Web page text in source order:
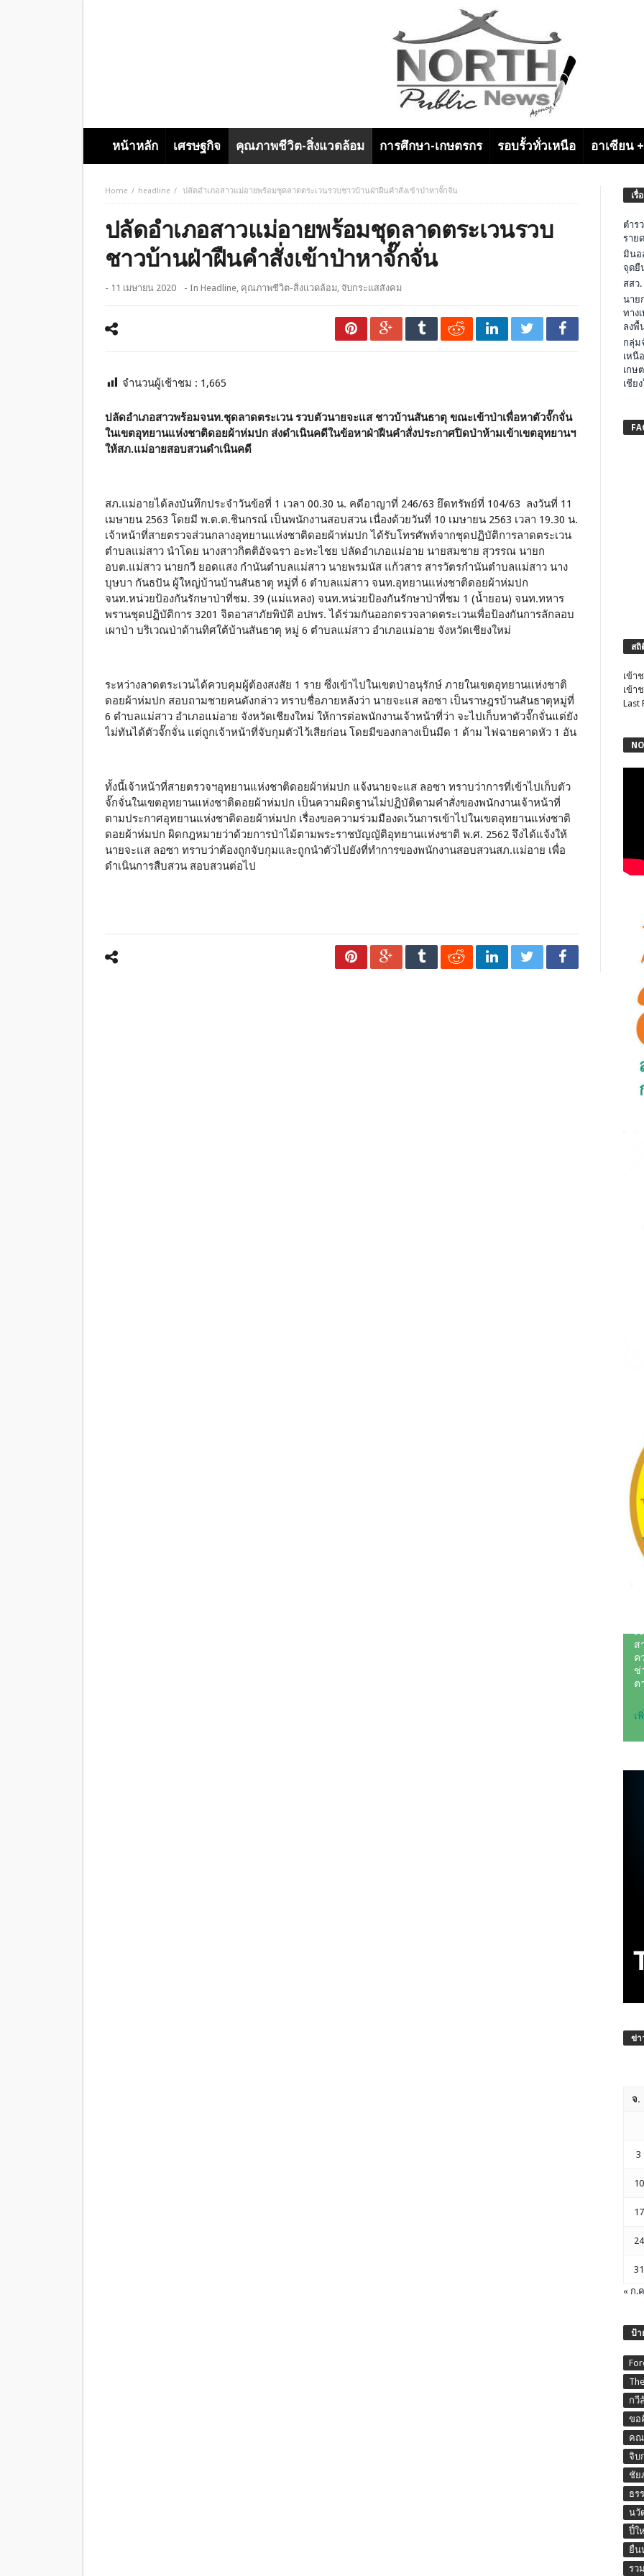
หน้าหลัก เศรษฐกิจ คุณภาพชีวิต-สิ่งแวดล้อม การศึกษา-เกษตรกร รอบรั้วทั่วเหนือ อาเซียน
Home headline ปลัดอำเภอสาวแม่อายพร้อมชุดลาดตระเวนรวบชาวบ้านฝ่าฝืนคำสั่งเข้าป่าหาจั๊กจั่น
ปลัดอำเภอสาวแม่อายพร้อมชุดลาดตระเวนรวบ
ชาวบ้านฝ่าฝืนคำสั่งเข้าป่าหาจั๊กจั่น
- 11 เมษายน 2020 - In Headline, คุณภาพชีวิต-สิ่งแวดล้อม, จับกระแสสังคม
จำนวนผู้เช้าชม : 1,665
ปลัดอำเภอสาวพร้อมจนท.ชุดลาดตระเวน รวบตัวนายจะแส ชาวบ้านสันธาตุ ขณะเข้าป่าเพื่อหาตัวจั๊กจั่น
ในเขตอุทยานแห่งชาติดอยผ้าห่มปก ส่งดำเนินคดีในข้อหาฝ่าฝืนคำสั่งประกาศปิดป่าห้ามเข้าเขตอุทยานฯ
ให้สภ.แม่อายสอบสวนดำเนินคดี
สภ.แม่อายได้ลงบันทึกประจำวันข้อที่ 1 เวลา 00.30 น. คดีอาญาที่ 246/63 ยึดทรัพย์ที่ 104/63 ลงวันที่ 11
เมษายน 2563 โดยมี พ.ต.ต.ชินกรณ์ เป็นพนักงานสอบสวน เนื่องด้วยวันที่ 10 เมษายน 2563 เวลา 19.30 น.
เจ้าหน้าที่สายตรวจส่วนกลางอุทยานแห่งชาติดอยผ้าห่มปก ได้รับโทรศัพท์จากชุดปฏิบัติการลาดตระเวน
ตำบลแม่สาว นำโดย นางสาวกิตติอัจฉรา อะทะไชย ปลัดอำเภอแม่อาย นายสมชาย สุวรรณ นายก
อบต.แม่สาว นายกวี ยอดแสง กำนันตำบลแม่สาว นายพรมนัส แก้วสาร สารวัตรกำนันตำบลแม่สาว นาง
บุษบา กันธปัน ผู้ใหญ่บ้านบ้านสันธาตุ หมู่ที่ 6 ตำบลแม่สาว จนท.อุทยานแห่งชาติดอยผ้าห่มปก
จนท.หน่วยป้องกันรักษาป่าที่ชม. 39 (แม่แหลง) จนท.หน่วยป้องกันรักษาป่าที่ชม 1 (น้ำยอน) จนท.ทหาร
พรานชุดปฏิบัติการ 3201 จิตอาสาภัยพิบัติ อปพร. ได้ร่วมกันออกตรวจลาดตระเวนเพื่อป้องกันการลักลอบ
เผาป่า บริเวณป่าด้านทิศใต้บ้านสันธาตุ หมู่ 6 ตำบลแม่สาว อำเภอแม่อาย จังหวัดเชียงใหม่
ระหว่างลาดตระเวนได้ควบคุมผู้ต้องสงสัย 1 ราย ซึ่งเข้าไปในเขตป่าอนุรักษ์ ภายในเขตอุทยานแห่งชาติ
ดอยผ้าห่มปก สอบถามชายคนดังกล่าว ทราบชื่อภายหลังว่า นายจะแส ลอซา เป็นราษฎรบ้านสันธาตุหมู่ที่
6 ตำบลแม่สาว อำเภอแม่อาย จังหวัดเชียงใหม่ ให้การต่อพนักงานเจ้าหน้าที่ว่า จะไปเก็บหาตัวจั๊กจั่นแต่ยัง
ไม่ทันได้ตัวจั๊กจั่น แต่ถูกเจ้าหน้าที่จับกุมตัวไว้เสียก่อน โดยมีของกลางเป็นมีด 1 ด้าม ไฟฉายคาดหัว 1 อัน
ทั้งนี้เจ้าหน้าที่สายตรวจฯอุทยานแห่งชาติดอยผ้าห่มปก แจ้งนายจะแส ลอซา ทราบว่าการที่เข้าไปเก็บตัว
จั๊กจั่นในเขตอุทยานแห่งชาติดอยผ้าห่มปก เป็นความผิดฐานไม่ปฏิบัติตามคำสั่งของพนักงานเจ้าหน้าที่
ตามประกาศอุทยานแห่งชาติดอยผ้าห่มปก เรื่องขอความร่วมมืองดเว้นการเข้าไปในเขตอุทยานแห่งชาติ
ดอยผ้าห่มปก ผิดกฎหมายว่าด้วยการป่าไม้ตามพระราชบัญญัติอุทยานแห่งชาติ พ.ศ. 2562 จึงได้แจ้งให้
นายจะแส ลอซา ทราบว่าต้องถูกจับกุมและถูกนำตัวไปยังที่ทำการของพนักงานสอบสวนสภ.แม่อาย เพื่อ
ดำเนินการสืบสวน สอบสวนต่อไป
เรื่
ตำร
ราย
มินอ
จุดยื
สสว
นาย
ทาง
ลงพื้
กลุ่ม
เหนื
เกษ
เชีย
สถิ
เข้า
เข้า
Last
ข่า
จ.
3
10
17
24
31
« ก.
ป้า
กวี
ขอ
คณ
จิบ
ชัย
ธร
นวั
ปี๋ใ
ยื่น
รว